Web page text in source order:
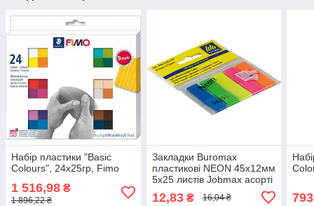
Набір пластики "Basic
Colours", 24х25гр, Fimo
1 516,98 ₴
1 896,22 ₴
Закладки Buromax
пластикові NEON 45х12мм
5х25 листів Jobmax асорті
12,83₴ 16,04 ₴